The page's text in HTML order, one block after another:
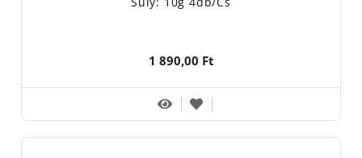
1 890,00 Ft